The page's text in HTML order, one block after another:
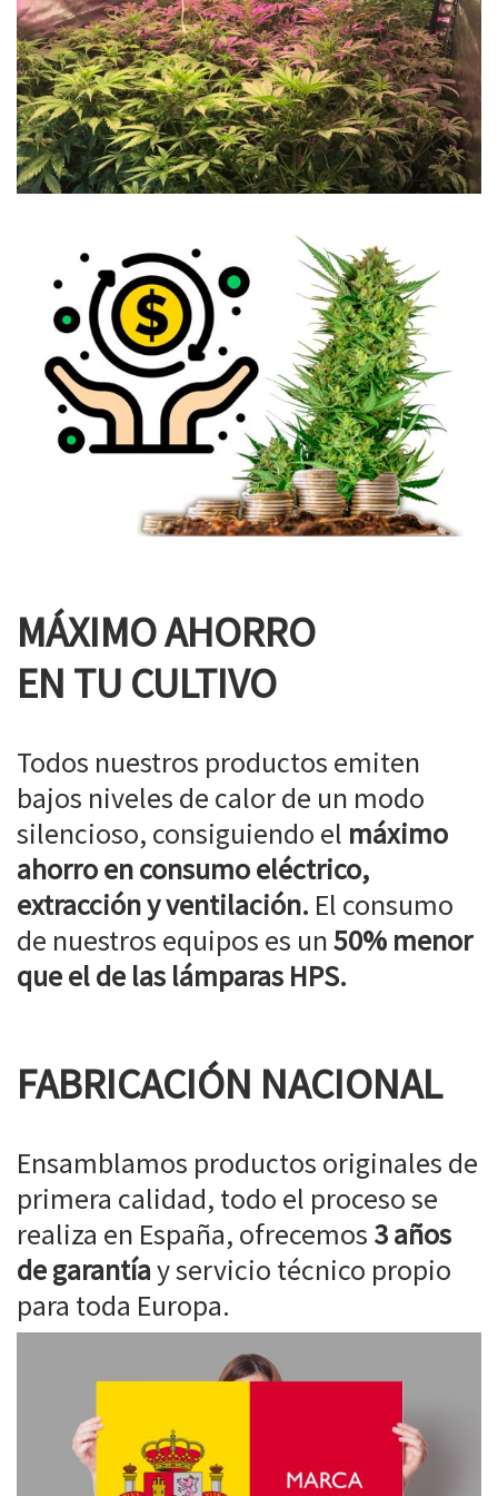
MÁXIMO AHORRO
EN TU CULTIVO
Todos nuestros productos emiten
bajos niveles de calor de un modo
silencioso, consiguiendo el máximo
ahorro en consumo eléctrico,
extracción y ventilación. El consumo
de nuestros equipos es un50% menor
que el de las lámparas HPS.
FABRICACIÓN NACIONAL
Ensamblamos productos originales de
primera calidad, todo el proceso se
realiza en España, ofrecemos 3 años
de garantíay servicio técnico propio
para toda Europa.